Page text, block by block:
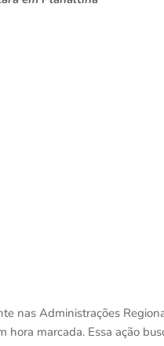
nas Administrações
marcada. Essa ação